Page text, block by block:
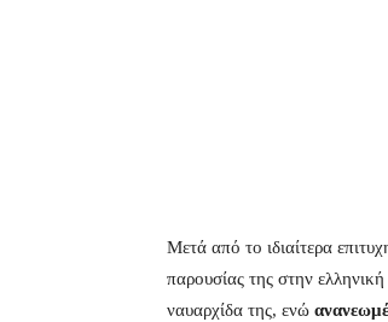
Μετά από το ιδιαίτερα
παρουσίας της στην
ναυαρχίδα της, ενώ